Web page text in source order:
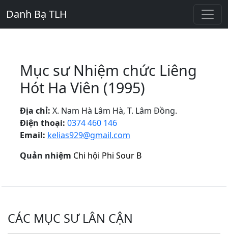
Danh Bạ TLH
Mục sư Nhiệm chức Liêng
Hót Ha Viên (1995)
Địa chỉ: X. Nam Hà Lâm Hà, T. Lâm Đồng.
Điện thoại: 0374 460 146
Email: kelias929@gmail.com
Quản nhiệm Chi hội Phi Sour B
CÁC MỤC SƯ LÂN CẬN